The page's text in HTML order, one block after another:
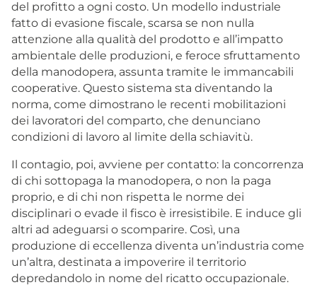
del profitto a ogni costo. Un modello industriale
fatto di evasione fiscale, scarsa se non nulla
attenzione alla qualità del prodotto e all’impatto
ambientale delle produzioni, e feroce sfruttamento
della manodopera, assunta tramite le immancabili
cooperative. Questo sistema sta diventando la
norma, come dimostrano le recenti mobilitazioni
dei lavoratori del comparto, che denunciano
condizioni di lavoro al limite della schiavitù.
Il contagio, poi, avviene per contatto: la concorrenza
di chi sottopaga la manodopera, o non la paga
proprio, e di chi non rispetta le norme dei
disciplinari o evade il fisco è irresistibile. E induce gli
altri ad adeguarsi o scomparire. Così, una
produzione di eccellenza diventa un’industria come
un’altra, destinata a impoverire il territorio
depredandolo in nome del ricatto occupazionale.